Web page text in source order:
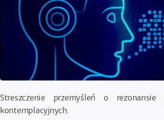
Streszczenie przemyśleń o
kontemplacyjnych.